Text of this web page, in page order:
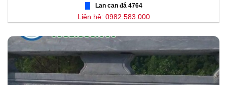
Lan can đá 4764
Liên hệ: 0982.583.000